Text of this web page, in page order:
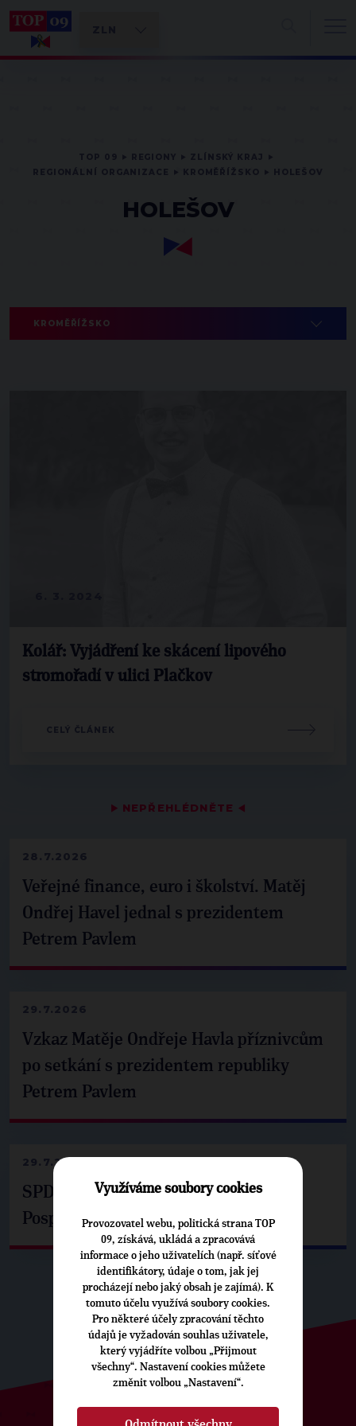
HOLEŠOV
▶ NEPŘEHLÉDNĚTE ◀
28.7.2026
Veřejné finance, euro i školství. Matěj
Ondřej Havel jednal s prezidentem
Petrem Pavlem
29.7.2026
Vzkaz Matěje Ondřeje Havla příznivcům
po setkání s prezidentem republiky
Petrem Pavlem
29.7.2026
SPD už není ve zprávě o extremismu.
Pospíšil: Je tu pachuť
KROMĚŘÍŽSKO
Kolář: Vyjádření ke skácení lipového
stromořadí v ulici Plačkov
CELÝ ČLÁNEK
Využíváme soubory cookies
Provozovatel webu, politická strana TOP
09, získává, ukládá a zpracovává
informace o jeho uživatelích (např. síťové
identifikátory, údaje o tom, jak jej
procházejí nebo jaký obsah je zajímá). K
tomuto účelu využívá soubory cookies.
Pro některé účely zpracování těchto
údajů je vyžadován souhlas uživatele,
který vyjádříte volbou „Přijmout
všechny“. Nastavení cookies můžete
změnit volbou „Nastavení“.